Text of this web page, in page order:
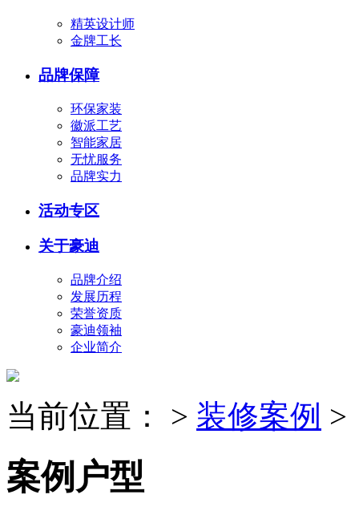
精英设计师
金牌工长
品牌保障
环保家装
徽派工艺
智能家居
无忧服务
品牌实力
活动专区
关于豪迪
品牌介绍
发展历程
荣誉资质
豪迪领袖
企业简介
当前位置： > 装修案例 >
案例户型